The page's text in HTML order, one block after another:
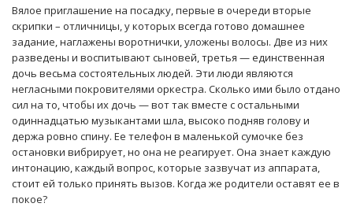
Вялое приглашение на посадку, первые в очереди вторые
скрипки – отличницы, у которых всегда готово домашнее
задание, наглажены воротнички, уложены волосы. Две из них
разведены и воспитывают сыновей, третья — единственная
дочь весьма состоятельных людей. Эти люди являются
негласными покровителями оркестра. Сколько ими было отдано
сил на то, чтобы их дочь — вот так вместе с остальными
одиннадцатью музыкантами шла, высоко подняв голову и
держа ровно спину. Ее телефон в маленькой сумочке без
остановки вибрирует, но она не реагирует. Она знает каждую
интонацию, каждый вопрос, которые зазвучат из аппарата,
стоит ей только принять вызов. Когда же родители оставят ее в
покое?